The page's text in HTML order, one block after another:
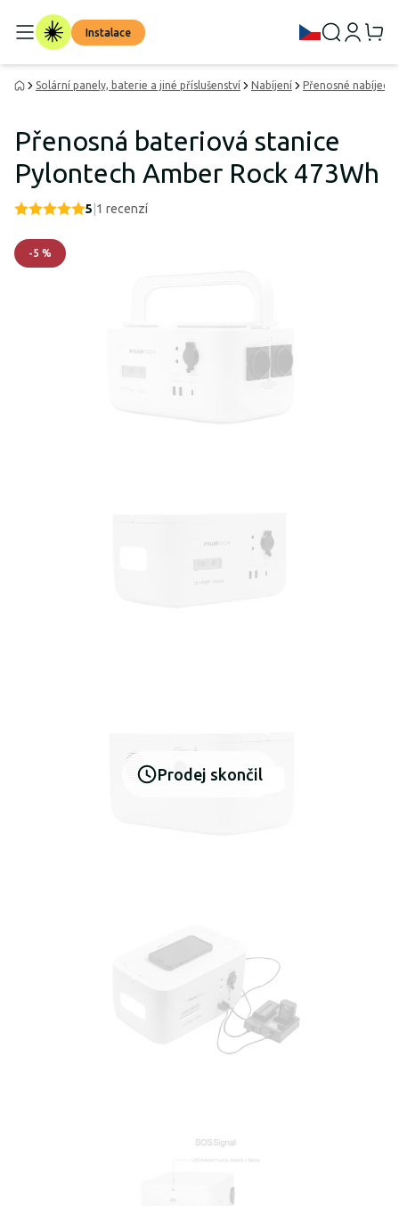
Instalace
Solární panely, baterie a jiné příslušenství Nabíjení Přenosné nabíjecí
Přenosná bateriová stanice
Pylontech Amber Rock 473Wh
5 1 recenzí
-5 %
Prodej skončil